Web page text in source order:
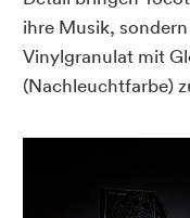
ihre Musik,
Vinylgranulat mit
(Nachleuchtfarbe)